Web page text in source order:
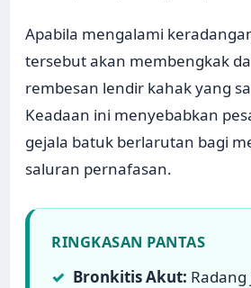
Apabila mengalami
tersebut akan membengkak
rembesan lendir kahak yang
Keadaan ini menyebabkan
gejala batuk berlarutan bagi
saluran pernafasan.
RINGKASAN PANTAS
✓ Bronkitis Akut: